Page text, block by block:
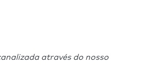
através do nosso